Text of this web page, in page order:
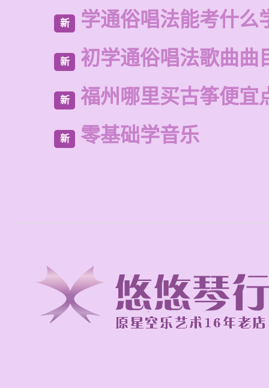
新 学通俗唱法能考什么
新 初学通俗唱法歌曲曲
新 福州哪里买古筝便宜
新 零基础学音乐